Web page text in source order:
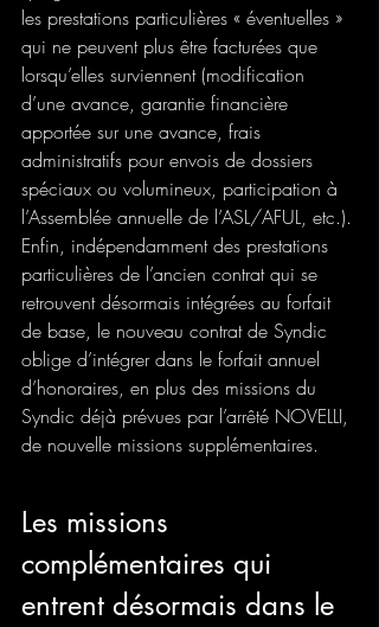
les prestations particulières « éventuelles »
qui ne peuvent plus être facturées que
lorsqu’elles surviennent (modification
d’une avance, garantie financière
apportée sur une avance, frais
administratifs pour envois de dossiers
spéciaux ou volumineux, participation à
l’Assemblée annuelle de l’ASL/AFUL, etc.).
Enfin, indépendamment des prestations
particulières de l’ancien contrat qui se
retrouvent désormais intégrées au forfait
de base, le nouveau contrat de Syndic
oblige d’intégrer dans le forfait annuel
d’honoraires, en plus des missions du
Syndic déjà prévues par l’arrêté NOVELLI,
de nouvelle missions supplémentaires.
Les missions
complémentaires qui
entrent désormais dans le